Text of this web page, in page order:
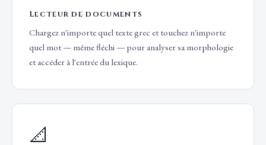
Lecteur de documents
Chargez n'importe quel texte grec et touchez n'importe
quel mot — même fléchi — pour analyser sa morphologie
et accéder à l'entrée du lexique.
📐